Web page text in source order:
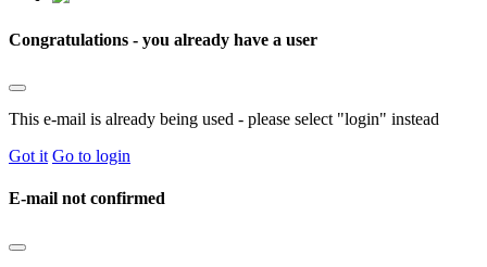
Congratulations - you already have a user
This e-mail is already being used - please select "login" instead
Got it Go to login
E-mail not confirmed